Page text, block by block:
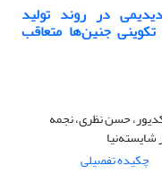
در روند تولید
جنین‌ها متعاقب
حسن نظری، نجمه
شایسته‌نیا
چکیده تفصیلی